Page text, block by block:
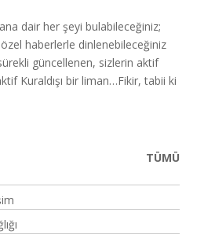
dair her şeyi bulabileceğiniz;
haberlerle dinlenebileceğiniz
güncellenen, sizlerin aktif
Kuraldışı bir liman…Fikir, tabii ki
TÜMÜ